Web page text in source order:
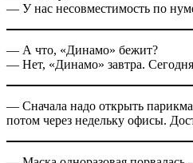
— У нас несовместимость по
— А что, «Динамо» бежит?
— Нет, «Динамо» завтра.
— Сначала надо открыть
потом через недельку офисы.